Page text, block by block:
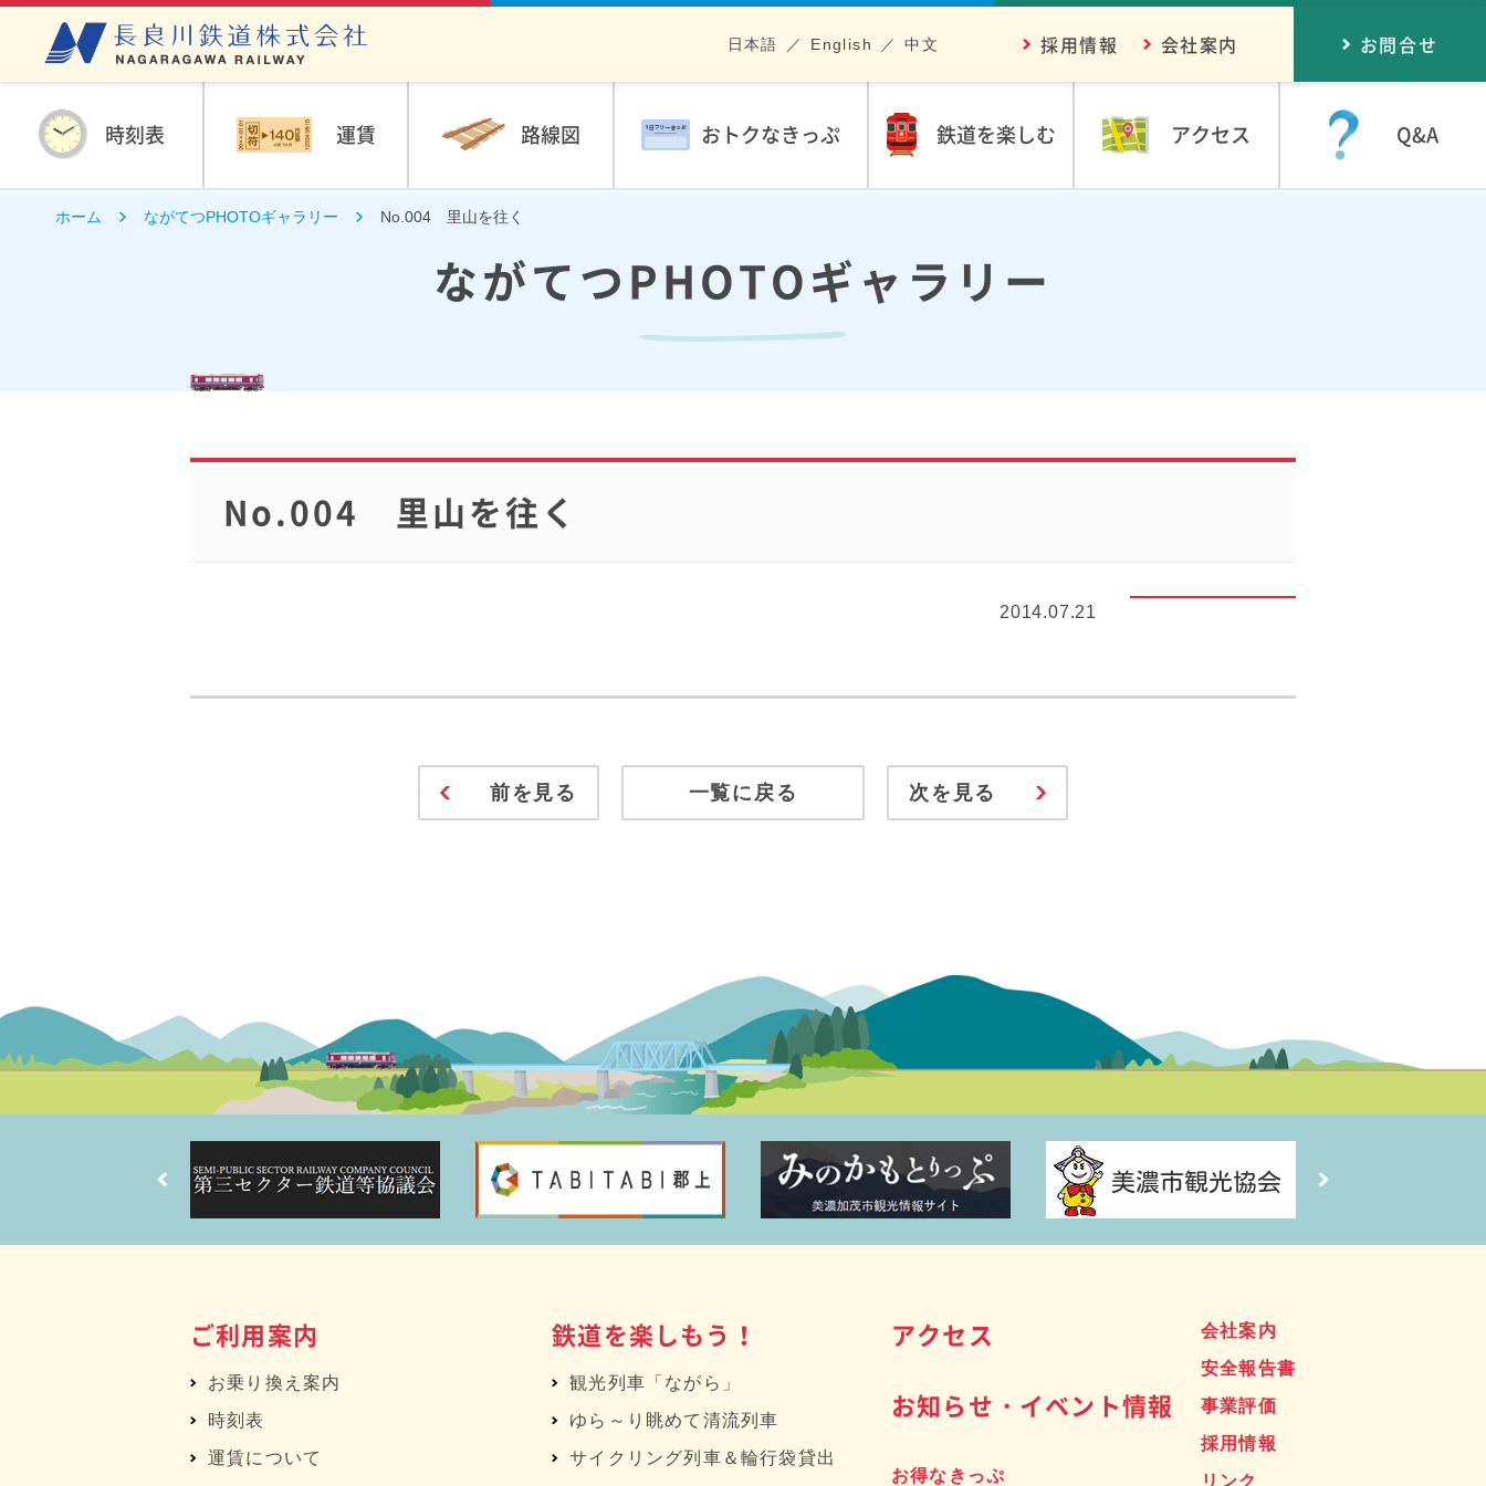
時刻表 運賃 路線図 おトクなきっぷ 鉄道を楽しむ アクセス Q&A
採用情報 会社案内
日本語 English 中文 お問合せ
ホーム ながてつPHOTOギャラリー No.004 里山を往く
ながてつPHOTOギャラリー
No.004 里山を往く
2014.07.21
前を見る 一覧に戻る 次を見る
ご利用案内
お乗り換え案内
時刻表
運賃について
鉄道を楽しもう！
観光列車「ながら」
ゆら～り眺めて清流列車
サイクリング列車＆輪行袋貸出
アクセス
お知らせ・イベント情報
お得なきっぷ
会社案内
安全報告書
事業評価
採用情報
リンク